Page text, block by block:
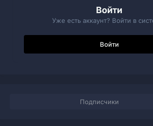
Войти
Уже есть аккаунт? Войти в
Войти
Подписчики